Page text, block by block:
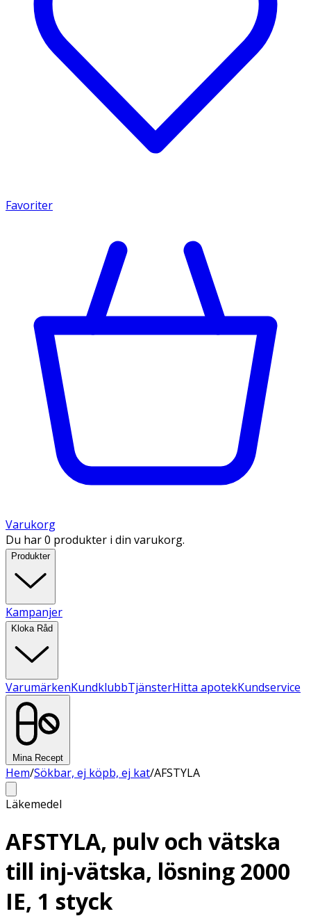
Favoriter
Varukorg
Du har 0 produkter i din varukorg.
Produkter
Kampanjer
Kloka Råd
VarumärkenKundklubbTjänsterHitta apotekKundservice
Mina Recept
Hem/Sökbar, ej köpb, ej kat/AFSTYLA
Läkemedel
AFSTYLA, pulv och vätska
till inj-vätska, lösning 2000
IE, 1 styck